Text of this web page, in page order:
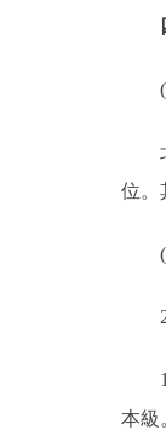
(一
北
位。
(二
1.
本級